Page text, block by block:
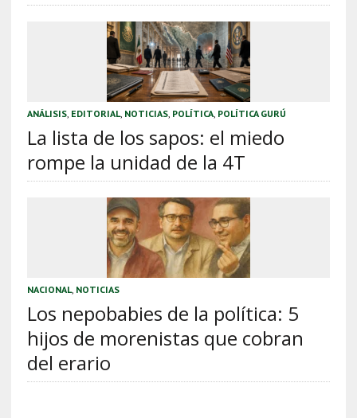
ANÁLISIS, EDITORIAL, NOTICIAS, POLÍTICA, POLÍTICA GURÚ
La lista de los sapos: el miedo
rompe la unidad de la 4T
NACIONAL, NOTICIAS
Los nepobabies de la política: 5
hijos de morenistas que cobran
del erario